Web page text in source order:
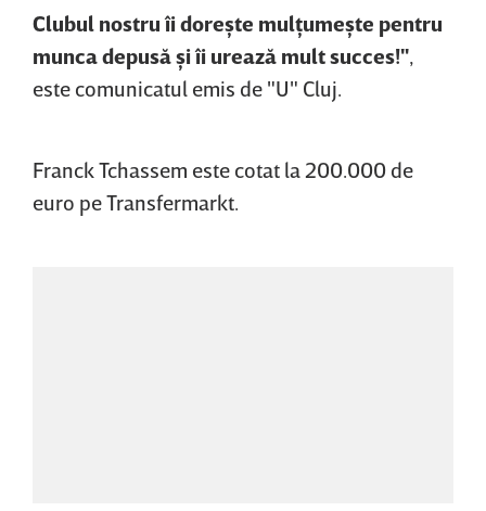
Clubul nostru îi doreşte mulţumeşte pentru
munca depusă şi îi urează mult succes!"
este comunicatul emis de "U" Cluj.
Franck Tchassem este cotat la 200.000 de
euro pe Transfermarkt.